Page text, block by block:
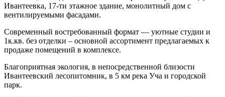
Ивантеевка, 17-ти этажное здание, монолитный дом с
вентилируемыми фасадами.
Современный востребованный формат — уютные студии и
1к.кв. без отделки – основной ассортимент предлагаемых к
продаже помещений в комплексе.
Благоприятная экология, в непосредственной близости
Ивантеевский лесопитомник, в 5 км река Уча и городской
парк.